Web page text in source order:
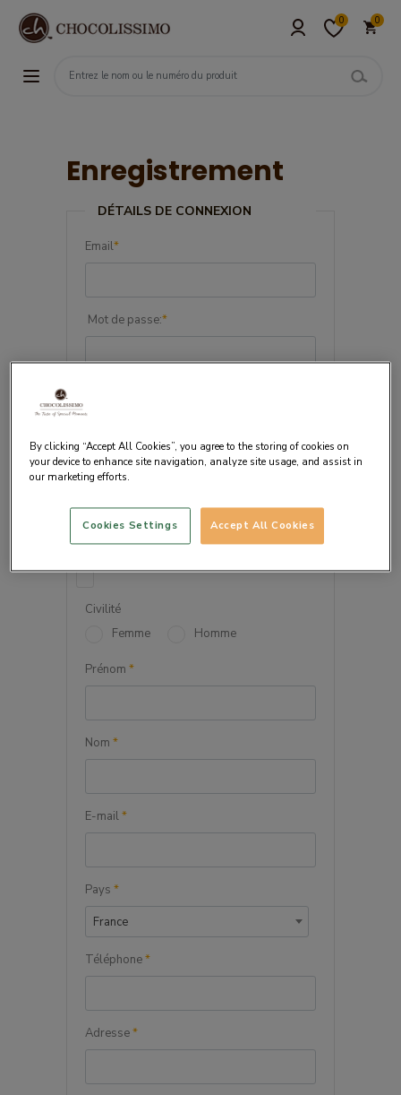
0 0
Enregistrement
DÉTAILS DE CONNEXION
Email*
Mot de passe:*
PERSONNELLES
Civilité
Femme
Homme
Prénom *
Nom *
E-mail*
Pays *
France
Téléphone*
Adresse*
By clicking “Accept All Cookies”, you agree to the storing of cookies on
your device to enhance site navigation, analyze site usage, and assist in
our marketing efforts.
Accept All Cookies
Cookies Settings